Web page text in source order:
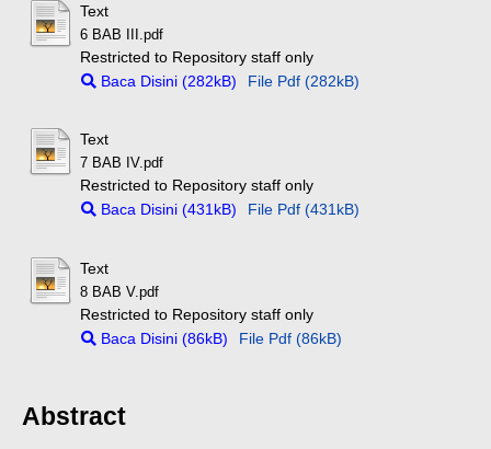
Text
6 BAB III.pdf
Restricted to Repository staff only
Baca Disini (282kB)
File Pdf (282kB)
Text
7 BAB IV.pdf
Restricted to Repository staff only
Baca Disini (431kB)
File Pdf (431kB)
Text
8 BAB V.pdf
Restricted to Repository staff only
Baca Disini (86kB)
File Pdf (86kB)
Abstract